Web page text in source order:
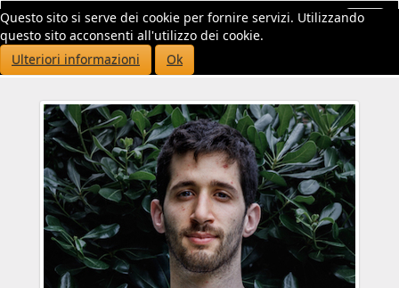
Questo sito si serve dei cookie per fornire servizi. Utilizzando
questo sito acconsenti all'utilizzo dei cookie.
Ulteriori informazioni
Ok